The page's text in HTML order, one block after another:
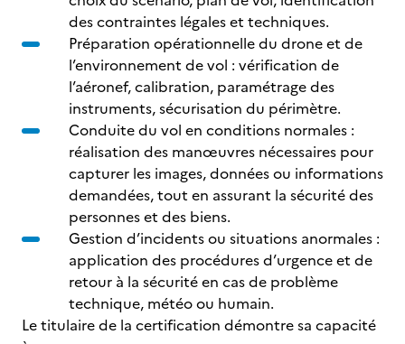
des contraintes légales et techniques.
Préparation opérationnelle du drone et de
l’environnement de vol : vérification de
l’aéronef, calibration, paramétrage des
instruments, sécurisation du périmètre.
Conduite du vol en conditions normales :
réalisation des manœuvres nécessaires pour
capturer les images, données ou informations
demandées, tout en assurant la sécurité des
personnes et des biens.
Gestion d’incidents ou situations anormales :
application des procédures d’urgence et de
retour à la sécurité en cas de problème
technique, météo ou humain.
Le titulaire de la certification démontre sa capacité